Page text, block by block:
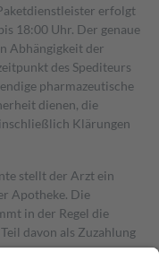
erfolgt
18:00 Uhr. Der genaue
Abhängigkeit der
des Spediteurs
pharmazeutische
dienen, die
Klärungen
stellt der Arzt ein
Apotheke. Die
in der Regel die
davon als Zuzahlung